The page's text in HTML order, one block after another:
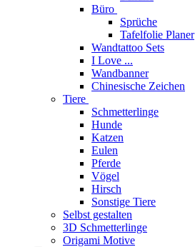
Büro
Sprüche
Tafelfolie Planer
Wandtattoo Sets
I Love ...
Wandbanner
Chinesische Zeichen
Tiere
Schmetterlinge
Hunde
Katzen
Eulen
Pferde
Vögel
Hirsch
Sonstige Tiere
Selbst gestalten
3D Schmetterlinge
Origami Motive